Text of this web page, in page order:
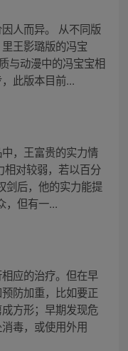
人而异。 从不同版
王影璐版的冯宝
与动漫中的冯宝宝相
此版本目前...
，王富贵的实力情
相对较弱，若以百分
剑后，他的实力能提
，但有一...
应的治疗。但在早
防加重，比如要正
方形；早期发现危
毒，或使用外用